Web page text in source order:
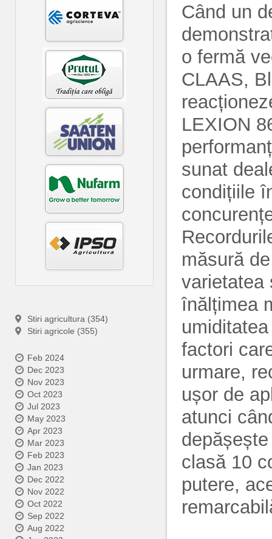
Stiri agricultura (354)
Stiri agricole (355)
Feb 2024
Dec 2023
Nov 2023
Oct 2023
Jul 2023
May 2023
Apr 2023
Mar 2023
Feb 2023
Jan 2023
Dec 2022
Nov 2022
Oct 2022
Sep 2022
Aug 2022
Când un
o fermă
CLAAS,
LEXION
sunat
condițiile
măsură
varietatea
înălțimea
factori
urmare,
ușor de
atunci
clasă 10
putere,